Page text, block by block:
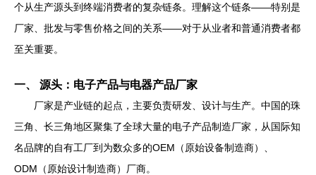
个从生产源头到终端消费者的复杂链条。理解这个链条——特别是
厂家、批发与零售价格之间的关系——对于从业者和普通消费者都
至关重要。
一、 源头：电子产品与电器产品厂家
厂家是产业链的起点，主要负责研发、设计与生产。中国的珠
三角、长三角地区聚集了全球大量的电子产品制造厂家，从国际知
名品牌的自有工厂到为数众多的OEM（原始设备制造商）、
ODM（原始设计制造商）厂商。